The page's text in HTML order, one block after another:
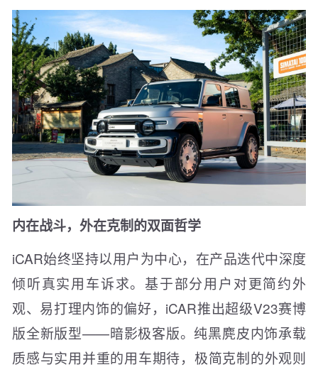
内在战斗，外在克制的双面哲学
iCAR始终坚持以用户为中心，在产品迭代中深度
倾听真实用车诉求。基于部分用户对更简约外
观、易打理内饰的偏好，iCAR推出超级V23赛博
版全新版型——暗影极客版。纯黑麂皮内饰承载
质感与实用并重的用车期待，极简克制的外观则